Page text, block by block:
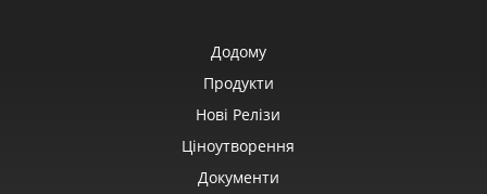
Додому
Продукти
Нові Релізи
Ціноутворення
Документи